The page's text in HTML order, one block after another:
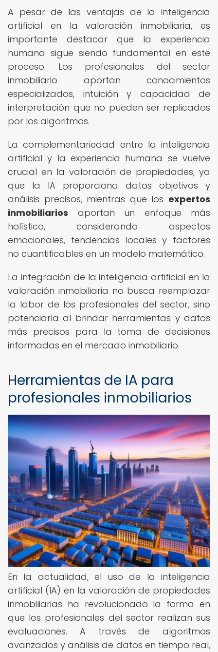
A pesar de las ventajas de la inteligencia
artificial en la valoración inmobiliaria, es
importante destacar que la experiencia
humana sigue siendo fundamental en este
proceso. Los profesionales del sector
inmobiliario aportan conocimientos
especializados, intuición y capacidad de
interpretación que no pueden ser replicados
por los algoritmos.
La complementariedad entre la inteligencia
artificial y la experiencia humana se vuelve
crucial en la valoración de propiedades, ya
que la IA proporciona datos objetivos y
análisis precisos, mientras que los expertos
inmobiliarios aportan un enfoque más
holístico, considerando aspectos
emocionales, tendencias locales y factores
no cuantificables en un modelo matemático.
La integración de la inteligencia artificial en la
valoración inmobiliaria no busca reemplazar
la labor de los profesionales del sector, sino
potenciarla al brindar herramientas y datos
más precisos para la toma de decisiones
informadas en el mercado inmobiliario.
Herramientas de IA para
profesionales inmobiliarios
En la actualidad, el uso de la inteligencia
artificial (IA) en la valoración de propiedades
inmobiliarias ha revolucionado la forma en
que los profesionales del sector realizan sus
evaluaciones. A través de algoritmos
avanzados y análisis de datos en tiempo real,